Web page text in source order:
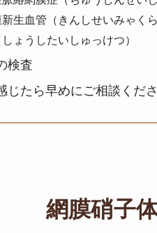
生血管（きんしせいみゃく
ょうしたいしゅっけつ）
検査
じたら早めにご相談くだ
網膜硝子